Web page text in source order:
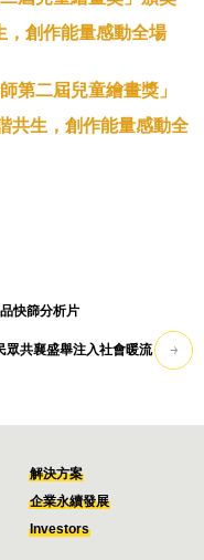
，創作能量感動全場
第二屆兒童繪畫獎」
共生，創作能量感動全
快篩分析片
眾共襄盛舉注入社會暖流
解決方案
企業永續發展
Investors